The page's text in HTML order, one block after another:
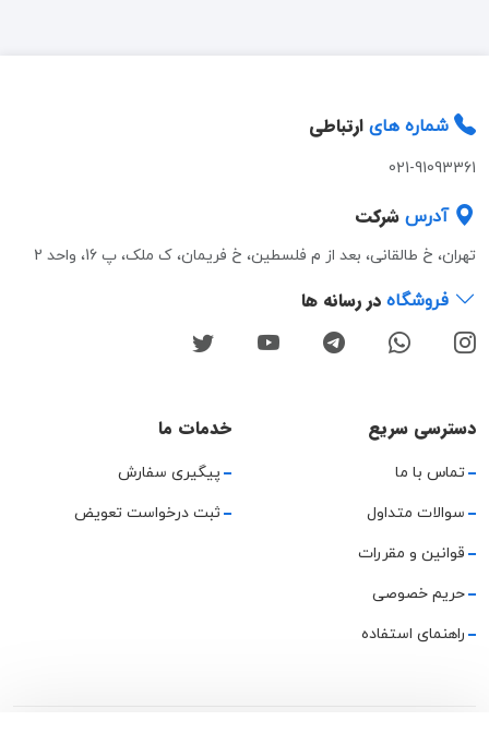
شماره های ارتباطی
021-91093361
آدرس شرکت
تهران، خ طالقانی، بعد از م فلسطین، خ فریمان، ک ملک، پ 16، واحد 2
فروشگاه در رسانه ها
دسترسی سریع
تماس با ما
سوالات متداول
قوانین و مقررات
حریم خصوصی
راهنمای استفاده
خدمات ما
پیگیری سفارش
ثبت درخواست تعویض